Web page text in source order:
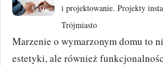
i projektowanie. Projekty
Trójmiasto
Marzenie o wymarzonym domu to
estetyki, ale również